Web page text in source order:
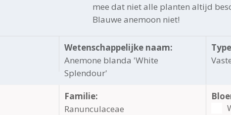
mee dat niet alle planten altijd
Blauwe anemoon niet!
Wetenschappelijke naam:
Anemone blanda 'White
Splendour'
Familie:
Ranunculaceae